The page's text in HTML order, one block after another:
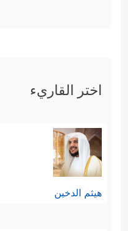
اختر القاريء
هيثم الدخين